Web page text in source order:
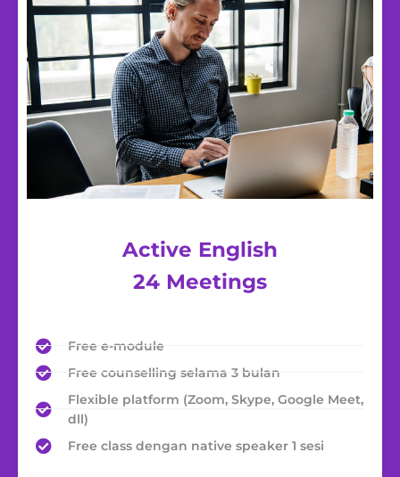
Active English
24 Meetings
Free e-module
Free counselling selama 3 bulan
Flexible platform (Zoom, Skype, Google Meet,
dll)
Free class dengan native speaker 1 sesi